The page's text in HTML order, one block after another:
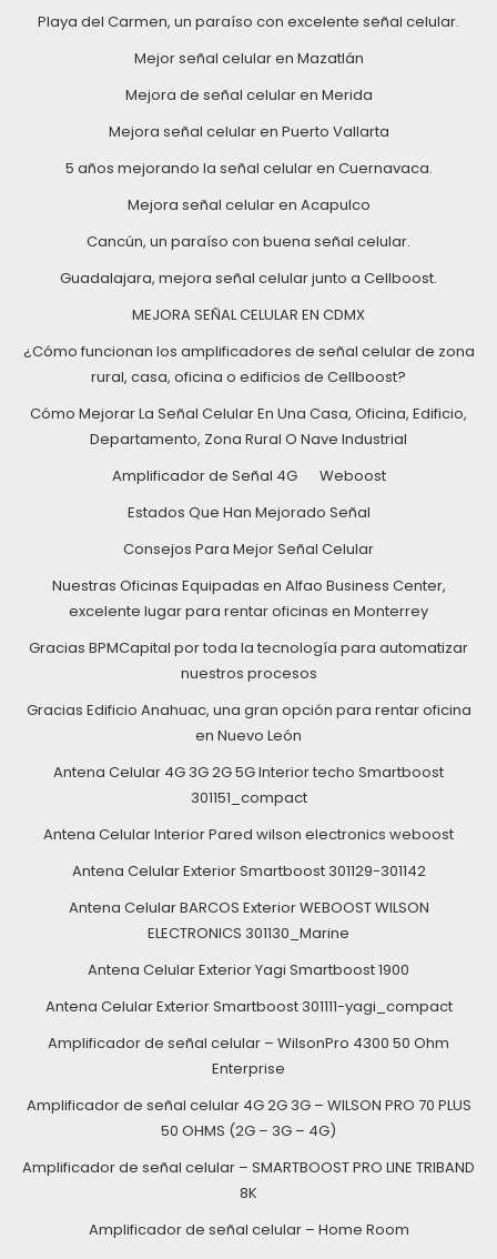
Playa del Carmen, un paraíso con excelente señal celular.
Mejor señal celular en Mazatlán
Mejora de señal celular en Merida
Mejora señal celular en Puerto Vallarta
5 años mejorando la señal celular en Cuernavaca.
Mejora señal celular en Acapulco
Cancún, un paraíso con buena señal celular.
Guadalajara, mejora señal celular junto a Cellboost.
MEJORA SEÑAL CELULAR EN CDMX
¿Cómo funcionan los amplificadores de señal celular de zona
rural, casa, oficina o edificios de Cellboost?
Cómo Mejorar La Señal Celular En Una Casa, Oficina, Edificio,
Departamento, Zona Rural O Nave Industrial
Amplificador de Señal 4G
Weboost
Estados Que Han Mejorado Señal
Consejos Para Mejor Señal Celular
Nuestras Oficinas Equipadas en Alfao Business Center,
excelente lugar para rentar oficinas en Monterrey
Gracias BPMCapital por toda la tecnología para automatizar
nuestros procesos
Gracias Edificio Anahuac, una gran opción para rentar oficina
en Nuevo León
Antena Celular 4G 3G 2G 5G Interior techo Smartboost
301151_compact
Antena Celular Interior Pared wilson electronics weboost
Antena Celular Exterior Smartboost 301129-301142
Antena Celular BARCOS Exterior WEBOOST WILSON
ELECTRONICS 301130_Marine
Antena Celular Exterior Yagi Smartboost 1900
Antena Celular Exterior Smartboost 301111-yagi_compact
Amplificador de señal celular – WilsonPro 4300 50 Ohm
Enterprise
Amplificador de señal celular 4G 2G 3G – WILSON PRO 70 PLUS
50 OHMS (2G – 3G – 4G)
Amplificador de señal celular – SMARTBOOST PRO LINE TRIBAND
8K
Amplificador de señal celular – Home Room